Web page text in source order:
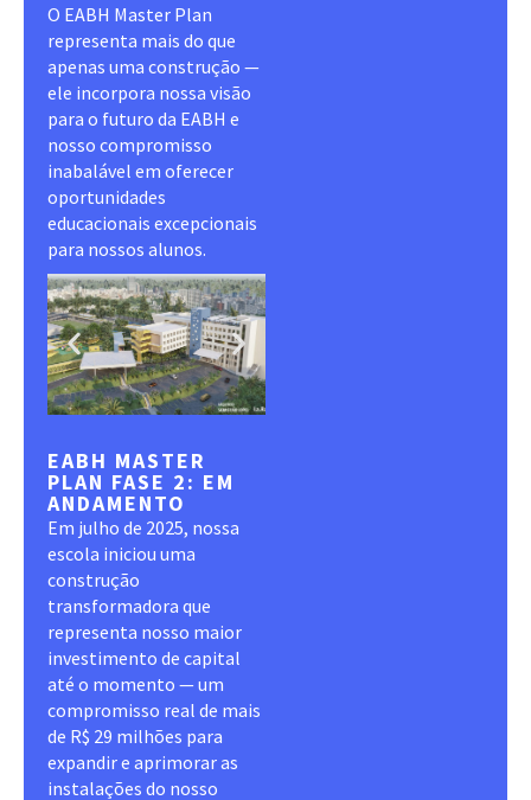
O EABH Master Plan
representa mais do que
apenas uma construção —
ele incorpora nossa visão
para o futuro da EABH e
nosso compromisso
inabalável em oferecer
oportunidades
educacionais excepcionais
para nossos alunos.
EABH MASTER
PLAN FASE 2: EM
ANDAMENTO
Em julho de 2025, nossa
escola iniciou uma
construção
transformadora que
representa nosso maior
investimento de capital
até o momento — um
compromisso real de mais
de R$ 29 milhões para
expandir e aprimorar as
instalações do nosso